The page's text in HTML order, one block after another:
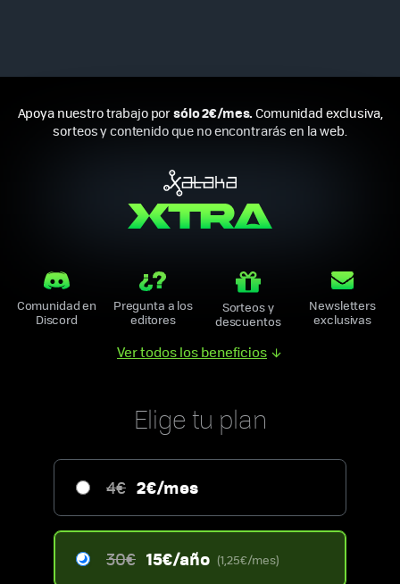
Apoya nuestro trabajo porsólo 2€/mes.Comunidad exclusiva,
sorteos y contenido que no encontrarás en la web.
Comunidad en
Discord
Pregunta a los
editores
Sorteos y
descuentos
Newsletters
exclusivas
Ver todos los beneficios
Elige tu plan
4€ 2€/mes
30€ 15€/año (1,25€/mes)